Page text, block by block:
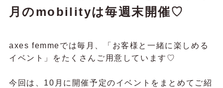
月のmobilityは毎週末開催♡
axes femmeでは毎月、「お客様と一緒に楽しめる
イベント」をたくさんご用意しています♡
今回は、10月に開催予定のイベントをまとめてご紹